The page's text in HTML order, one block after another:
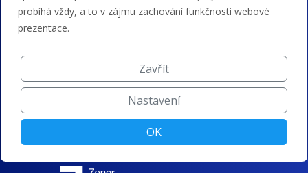
probíhá vždy, a to v zájmu zachování funkčnosti webové
prezentace.
Zavřít
Nastavení
OK